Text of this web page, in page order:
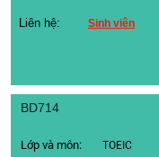
Liên hệ: Sinh viên
BD714
Lớp và môn: TOEIC